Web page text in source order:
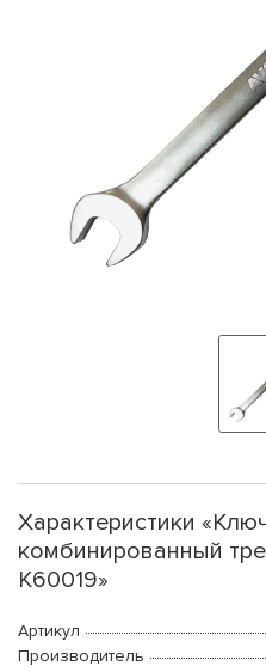
Характеристики
комбинированный
K60019»
Артикул
Производитель